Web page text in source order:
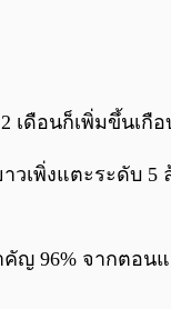
เดือนก็เพิ่มขึ้นเกื
วเพิ่งแตะระดับ
96% จากตอน